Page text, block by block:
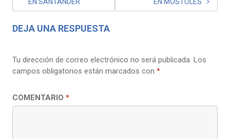
ENTRADAS
DEJA UNA RESPUESTA
Tu dirección de correo electrónico no será publicada. Los
campos obligatorios están marcados con *
COMENTARIO *